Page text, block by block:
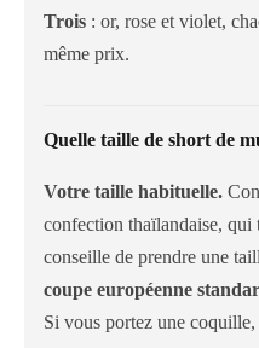
Trois : or, rose et violet,
même prix.
Quelle taille de short de
Votre taille habituelle.
confection thaïlandaise, qui
conseille de prendre une
coupe européenne
Si vous portez une